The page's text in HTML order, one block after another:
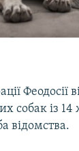
Феодосії
собак із
відомства.